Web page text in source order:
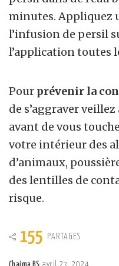
minutes. Appliquez
l’infusion de persil
l’application toutes
Pour prévenir la
de s’aggraver
avant de vous
votre intérieur des
d’animaux,
des lentilles de
risque.
155 PARTAGES